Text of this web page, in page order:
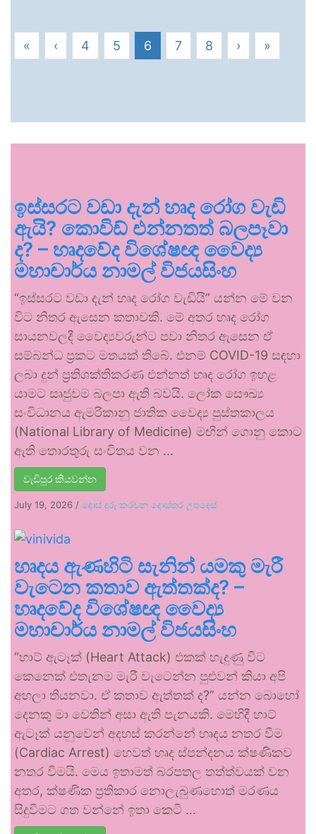
« ‹ 4 5 6 7 8 › »
ඉස්සරට වඩා දැන් හෘද රෝග වැඩි
ඇයි? කොවිඩ් එන්නතත් බලපෑවා
ද? – හෘදවේද විශේෂඥ වෛද්‍ය
මහාචාර්ය නාමල් විජයසිංහ
“ඉස්සරට වඩා දැන් හෘද රෝග වැඩියි” යන්න මේ වන
විට නිතර ඇසෙන කතාවකි. මේ අතර හෘද රෝග
සායනවලදී වෛද්‍යවරුන්ට පවා නිතර ඇසෙන ඒ
සම්බන්ධ ප්‍රකට මතයක් තිබේ. එනම් COVID-19 සඳහා
ලබා දුන් ප්‍රතිශක්තිකරණ එන්නත් හෘද රෝග ඉහළ
යාමට සෘජුවම බලපා ඇති බවයි. ලෝක සෞඛ්‍ය
සංවිධානය ඇමරිකානු ජාතික වෛද්‍ය පුස්තකාලය
(National Library of Medicine) මඟින් ගොනු කොට
ඇති තොරතුරු සංචිතය වන …
වැඩිපුර කියවන්න
July 19, 2026 / දොස් දුරු කරවන දොස්තර උපදෙස්
හෘදය ඇණහිටි සැනින් යමකු මැරී
වැටෙන කතාව ඇත්තක්ද? –
හෘදවේද විශේෂඥ වෛද්‍ය
මහාචාර්ය නාමල් විජයසිංහ
“හාට් ඇටෑක් (Heart Attack) එකක් හැදුණු විට
කෙනෙක් එතැනම මැරී වැටෙන්න පුළුවන් කියා අපි
අහලා තියනවා. ඒ කතාව ඇත්තක් ද?” යන්න බොහෝ
දෙනකු මා වෙතින් අසා ඇති පැනයකි. මෙහිදී හාට්
ඇටෑක් යනුවෙන් අදහස් කරන්නේ හෘදය නතර වීම
(Cardiac Arrest) හෙවත් හෘද ස්පන්දනය ක්ෂණිකව
නතර වීමයි. මෙය ඉතාමත් බරපතල තත්ත්වයක් වන
අතර, ක්ෂණික ප්‍රතිකාර නොලැබුණහොත් මරණය
සිදුවීමට ගත වන්නේ ඉතා කෙටි …